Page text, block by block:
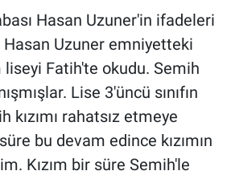
Hasan Uzuner'in ifadeleri
Hasan Uzuner emniyetteki
liseyi Fatih'te okudu. Semih
Lise 3'üncü sınıfın
kızımı rahatsız etmeye
bu devam edince kızımın
Kızım bir süre Semih'le